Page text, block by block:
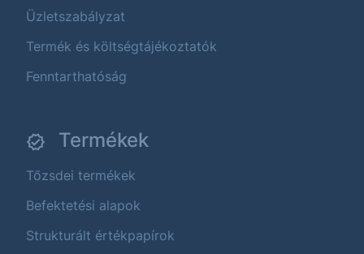
Üzletszabályzat
Termék és költségtájékoztatók
Fenntarthatóság
Termékek
Tőzsdei termékek
Befektetési alapok
Strukturált értékpapírok